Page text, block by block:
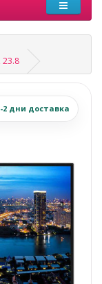
23.8
2 дни доставка